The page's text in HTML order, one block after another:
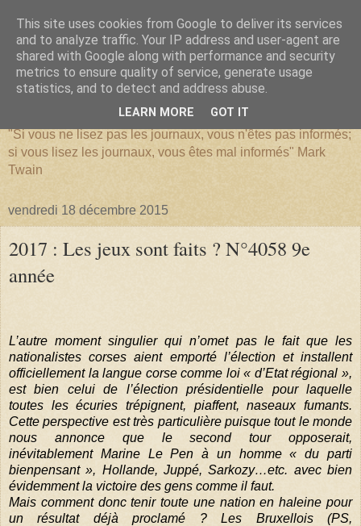
SERIATIM
"Si vous ne lisez pas les journaux, vous n'êtes pas informés;
si vous lisez les journaux, vous êtes mal informés" Mark
Twain
vendredi 18 décembre 2015
2017 : Les jeux sont faits ? N°4058 9e
année
L’autre moment singulier qui n’omet pas le fait que les
nationalistes corses aient emporté l’élection et installent
officiellement la langue corse comme loi « d’Etat régional »,
est bien celui de l’élection présidentielle pour laquelle
toutes les écuries trépignent, piaffent, naseaux fumants.
Cette perspective est très particulière puisque tout le monde
nous annonce que le second tour opposerait,
inévitablement Marine Le Pen à un homme « du parti
bienpensant », Hollande, Juppé, Sarkozy…etc. avec bien
évidemment la victoire des gens comme il faut.
Mais comment donc tenir toute une nation en haleine pour
un résultat déjà proclamé ? Les Bruxellois (PS,
This site uses cookies from Google to deliver its services
and to analyze traffic. Your IP address and user-agent are
shared with Google along with performance and security
metrics to ensure quality of service, generate usage
statistics, and to detect and address abuse.
LEARN MORE GOT IT